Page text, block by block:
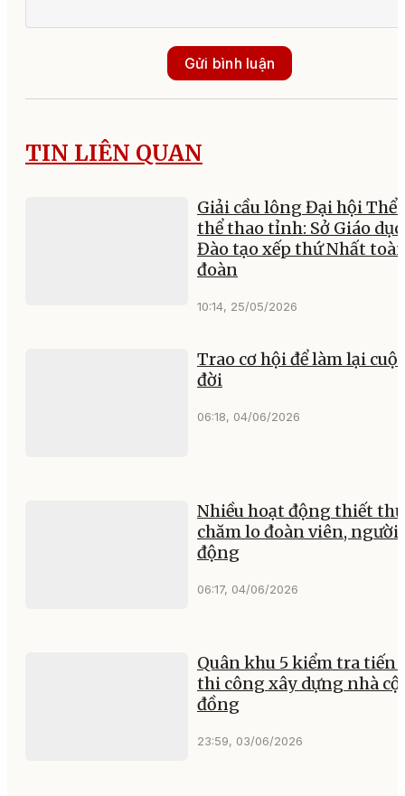
Gửi bình luận
TIN LIÊN QUAN
Giải cầu lông Đại hội Thể
thể thao tỉnh: Sở Giáo dục
Đào tạo xếp thứ Nhất
đoàn
10:14, 25/05/2026
Trao cơ hội để làm lại cuộc
đời
06:18, 04/06/2026
Nhiều hoạt động thiết
chăm lo đoàn viên, người
động
06:17, 04/06/2026
Quân khu 5 kiểm tra tiến
thi công xây dựng nhà
đồng
23:59, 03/06/2026